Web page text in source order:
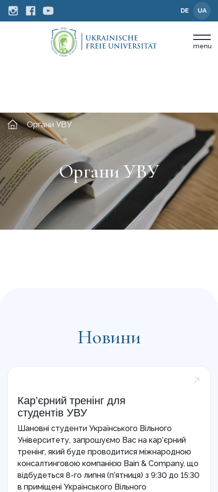
DE UA
menu
Органи УВУ
Органи УВУ
Новини
Кар’єрний тренінг для
студентів УВУ
Шановні студенти Українського Вільного
Університету, запрошуємо Вас на кар’єрний
тренінг, який буде проводитися міжнародною
консалтинговою компанією Bain & Company, що
відбудеться 8-го липня (п’ятниця) з 9:30 до 15:30
в приміщені Українського Вільного